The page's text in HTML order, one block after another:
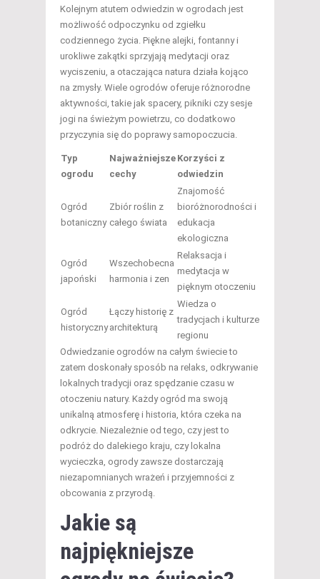
Kolejnym atutem odwiedzin w ogrodach jest
możliwość odpoczynku od zgiełku
codziennego życia. Piękne alejki, fontanny i
urokliwe zakątki sprzyjają medytacji oraz
wyciszeniu, a otaczająca natura działa kojąco
na zmysły. Wiele ogrodów oferuje różnorodne
aktywności, takie jak spacery, pikniki czy sesje
jogi na świeżym powietrzu, co dodatkowo
przyczynia się do poprawy samopoczucia.
Typ
ogrodu
Najważniejsze
cechy
Korzyści z
odwiedzin
Ogród
botaniczny
Zbiór roślin z
całego świata
Znajomość
bioróżnorodności i
edukacja
ekologiczna
Ogród
japoński
Wszechobecna
harmonia i zen
Relaksacja i
medytacja w
pięknym otoczeniu
Ogród
historyczny
Łączy historię z
architekturą
Wiedza o
tradycjach i kulturze
regionu
Odwiedzanie ogrodów na całym świecie to
zatem doskonały sposób na relaks, odkrywanie
lokalnych tradycji oraz spędzanie czasu w
otoczeniu natury. Każdy ogród ma swoją
unikalną atmosferę i historia, która czeka na
odkrycie. Niezależnie od tego, czy jest to
podróż do dalekiego kraju, czy lokalna
wycieczka, ogrody zawsze dostarczają
niezapomnianych wrażeń i przyjemności z
obcowania z przyrodą.
Jakie są
najpiękniejsze